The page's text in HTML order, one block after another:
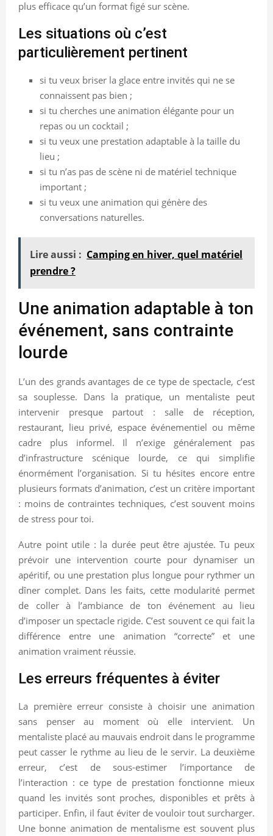
plus efficace qu’un format figé sur scène.
Les situations où c’est
particulièrement pertinent
si tu veux briser la glace entre invités qui ne se
connaissent pas bien ;
si tu cherches une animation élégante pour un
repas ou un cocktail ;
si tu veux une prestation adaptable à la taille du
lieu ;
si tu n’as pas de scène ni de matériel technique
important ;
si tu veux une animation qui génère des
conversations naturelles.
Lire aussi : Camping en hiver, quel matériel
prendre ?
Une animation adaptable à ton
événement, sans contrainte
lourde
L’un des grands avantages de ce type de spectacle, c’est
sa souplesse. Dans la pratique, un mentaliste peut
intervenir presque partout : salle de réception,
restaurant, lieu privé, espace événementiel ou même
cadre plus informel. Il n’exige généralement pas
d’infrastructure scénique lourde, ce qui simplifie
énormément l’organisation. Si tu hésites encore entre
plusieurs formats d’animation, c’est un critère important
: moins de contraintes techniques, c’est souvent moins
de stress pour toi.
Autre point utile : la durée peut être ajustée. Tu peux
prévoir une intervention courte pour dynamiser un
apéritif, ou une prestation plus longue pour rythmer un
dîner complet. Dans les faits, cette modularité permet
de coller à l’ambiance de ton événement au lieu
d’imposer un spectacle rigide. C’est souvent ce qui fait la
différence entre une animation “correcte” et une
animation vraiment réussie.
Les erreurs fréquentes à éviter
La première erreur consiste à choisir une animation
sans penser au moment où elle intervient. Un
mentaliste placé au mauvais endroit dans le programme
peut casser le rythme au lieu de le servir. La deuxième
erreur, c’est de sous-estimer l’importance de
l’interaction : ce type de prestation fonctionne mieux
quand les invités sont proches, disponibles et prêts à
participer. Enfin, il faut éviter de vouloir tout surcharger.
Une bonne animation de mentalisme est souvent plus